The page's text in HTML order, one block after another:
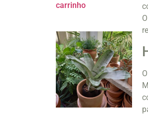
carrinho